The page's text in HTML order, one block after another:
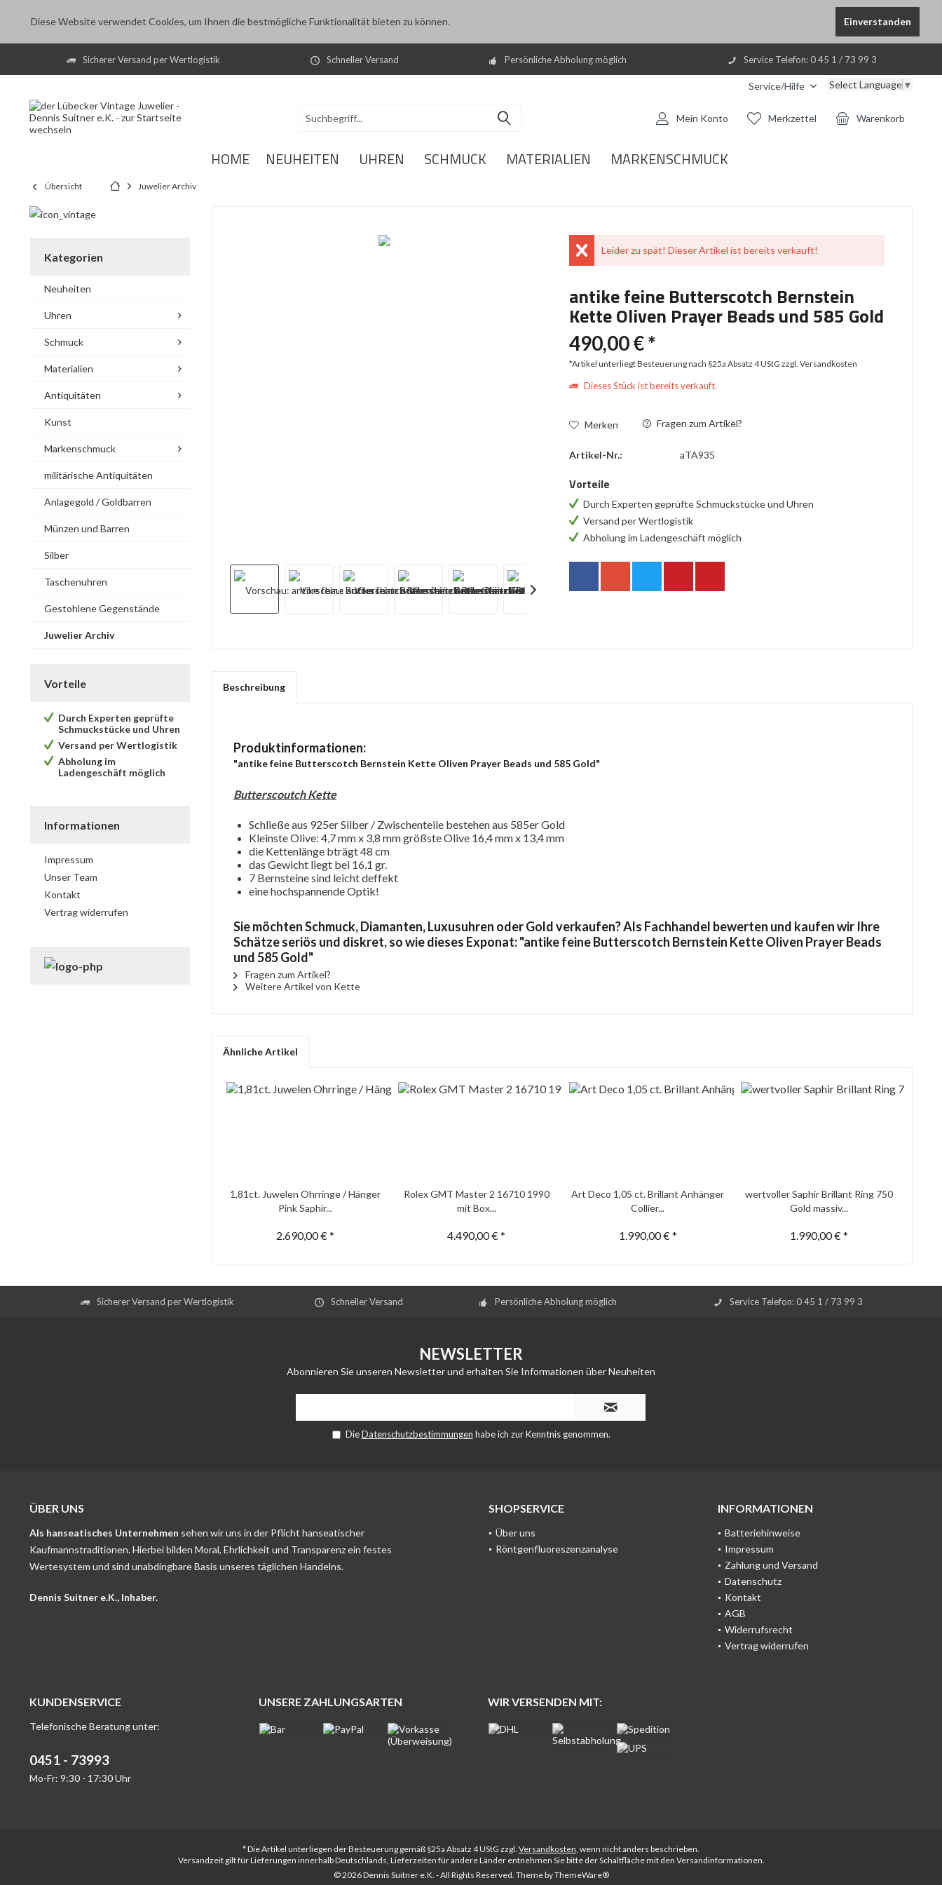
Diese Website verwendet Cookies, um Ihnen die bestmögliche Funktionalität bieten zu können. Einverstanden
Sicherer Versand per Wertlogistik Schneller Versand Persönliche Abholung möglich Service Telefon: 0 45 1 / 73 99 3
Service/Hilfe Select Language ▼
Warenkorb
Merkzettel
Mein Konto
HOME NEUHEITEN UHREN SCHMUCK MATERIALIEN MARKENSCHMUCK
Übersicht Juwelier Archiv
Kategorien
Neuheiten
Uhren
Schmuck
Materialien
Antiquitäten
Kunst
Markenschmuck
militärische Antiquitäten
Anlagegold / Goldbarren
Münzen und Barren
Silber
Taschenuhren
Gestohlene Gegenstände
Juwelier Archiv
Vorteile
Durch Experten geprüfte
Schmuckstücke und Uhren
Versand per Wertlogistik
Abholung im
Ladengeschäft möglich
Informationen
Impressum
Unser Team
Kontakt
Vertrag widerrufen
Leider zu spät! Dieser Artikel ist bereits verkauft!
antike feine Butterscotch Bernstein
Kette Oliven Prayer Beads und 585 Gold
490,00 € *
*Artikel unterliegt Besteuerung nach §25a Absatz 4 UStG zzgl. Versandkosten
Dieses Stück ist bereits verkauft.
Merken Fragen zum Artikel?
Artikel-Nr.: aTA935
Vorteile
Durch Experten geprüfte Schmuckstücke und Uhren
Versand per Wertlogistik
Abholung im Ladengeschäft möglich
Beschreibung
Produktinformationen:
"antike feine Butterscotch Bernstein Kette Oliven Prayer Beads und 585 Gold"
Butterscoutch Kette
Schließe aus 925er Silber / Zwischenteile bestehen aus 585er Gold
Kleinste Olive: 4,7 mm x 3,8 mm größste Olive 16,4 mm x 13,4 mm
die Kettenlänge bträgt 48 cm
das Gewicht liegt bei 16,1 gr.
7 Bernsteine sind leicht deffekt
eine hochspannende Optik!
Sie möchten Schmuck, Diamanten, Luxusuhren oder Gold verkaufen? Als Fachhandel bewerten und kaufen wir Ihre
Schätze seriös und diskret, so wie dieses Exponat: "antike feine Butterscotch Bernstein Kette Oliven Prayer Beads
und 585 Gold"
Fragen zum Artikel?
Weitere Artikel von Kette
Ähnliche Artikel
1,81ct. Juwelen Ohrringe / Hänger
Pink Saphir...
2.690,00 € *
Rolex GMT Master 2 16710 1990
mit Box...
4.490,00 € *
Art Deco 1,05 ct. Brillant Anhänger
Collier...
1.990,00 € *
wertvoller Saphir Brillant Ring 750
Gold massiv...
1.990,00 € *
Sicherer Versand per Wertlogistik Schneller Versand Persönliche Abholung möglich Service Telefon: 0 45 1 / 73 99 3
NEWSLETTER
Abonnieren Sie unseren Newsletter und erhalten Sie Informationen über Neuheiten
DieDatenschutzbestimmungen habe ich zur Kenntnis genommen.
ÜBER UNS
Als hanseatisches Unternehmen sehen wir uns in der Pflicht hanseatischer
Kaufmannstraditionen. Hierbei bilden Moral, Ehrlichkeit und Transparenz ein festes
Wertesystem und sind unabdingbare Basis unseres täglichen Handelns.
Dennis Suitner e.K., Inhaber.
SHOPSERVICE
Über uns
Röntgenfluoreszenzanalyse
INFORMATIONEN
Batteriehinweise
Impressum
Zahlung und Versand
Datenschutz
Kontakt
AGB
Widerrufsrecht
Vertrag widerrufen
KUNDENSERVICE
Telefonische Beratung unter:
0451 - 73993
Mo-Fr: 9:30 - 17:30 Uhr
UNSERE ZAHLUNGSARTEN WIR VERSENDEN MIT:
* Die Artikel unterliegen der Besteuerung gemäß §25a Absatz 4 UStG zzgl. Versandkosten, wenn nicht anders beschrieben.
Versandzeit gilt für Lieferungen innerhalb Deutschlands, Lieferzeiten für andere Länder entnehmen Sie bitte der Schaltfläche mit den Versandinformationen.
© 2026 Dennis Suitner e.K. - All Rights Reserved. Theme byThemeWare®